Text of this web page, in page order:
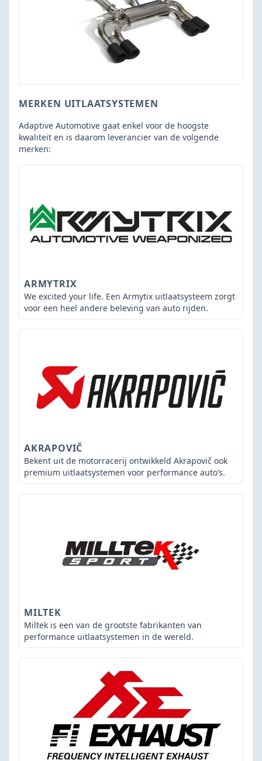
MERKEN UITLAATSYSTEMEN
Adaptive Automotive gaat enkel voor de hoogste
kwaliteit en is daarom leverancier van de volgende
merken:
ARMYTRIX
We excited your life. Een Armytix uitlaatsysteem zorgt
voor een heel andere beleving van auto rijden.
AKRAPOVIČ
Bekent uit de motorracerij ontwikkeld Akrapovič ook
premium uitlaatsystemen voor performance auto’s.
MILTEK
Miltek is een van de grootste fabrikanten van
performance uitlaatsystemen in de wereld.